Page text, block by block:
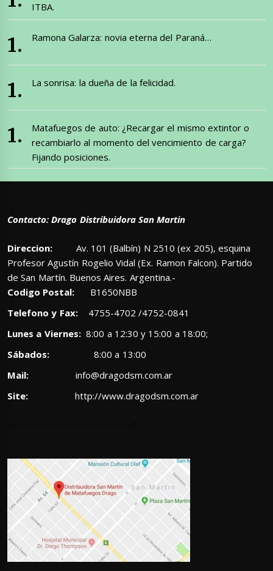
ITBA.
Ramona Galarza: novia eterna del Paraná…
La sonrisa: la dueña de la felicidad.
Matafuegos de auto: ¿Recargar el mismo extintor o
recambiarlo al momento del vencimiento de carga?
Fijando posiciones.
Contacto: Drago Distribuidora San Martin
Direccion: Av. 101 (Balbín) N 2510 (ex 205), esquina
Profesor Agustín Rogelio Vidal (Ex. Ramon Falcon). Partido
de San Martín. Buenos Aires. Argentina.-
Codigo Postal: B1650NBB
Telefono y Fax:4755-4702 /4752-0841
Lunes a Viernes:8:00 a 12:30 y 15:00 a 18:00;
Sábados: 8:00 a 13:00
Mail:
info@dragodsm.com.ar
Site:
http://www.dragodsm.com.ar